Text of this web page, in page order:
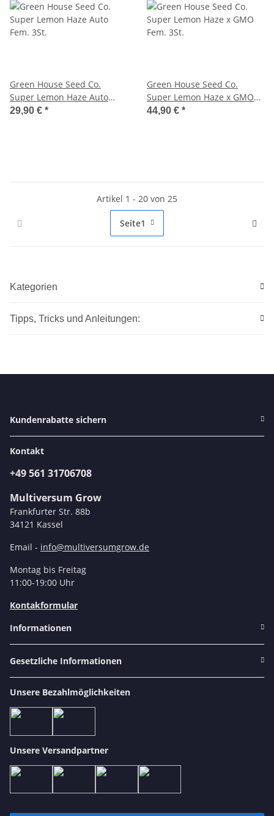
Green House Seed Co.
Super Lemon Haze Auto
Fem. 3St.
29,90 € *
Green House Seed Co.
Super Lemon Haze x GMO
Fem. 3St.
44,90 € *
Artikel 1 - 20 von 25
Seite1
Kategorien
Tipps, Tricks und Anleitungen:
Kundenrabatte sichern
Kontakt
+49 561 31706708
Multiversum Grow
Frankfurter Str. 88b
34121 Kassel
Email - info@multiversumgrow.de
Montag bis Freitag
11:00-19:00 Uhr
Kontakformular
Informationen
Gesetzliche Informationen
Unsere Bezahlmöglichkeiten
Unsere Versandpartner